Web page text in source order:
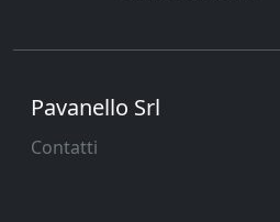
Pavanello Srl
Contatti